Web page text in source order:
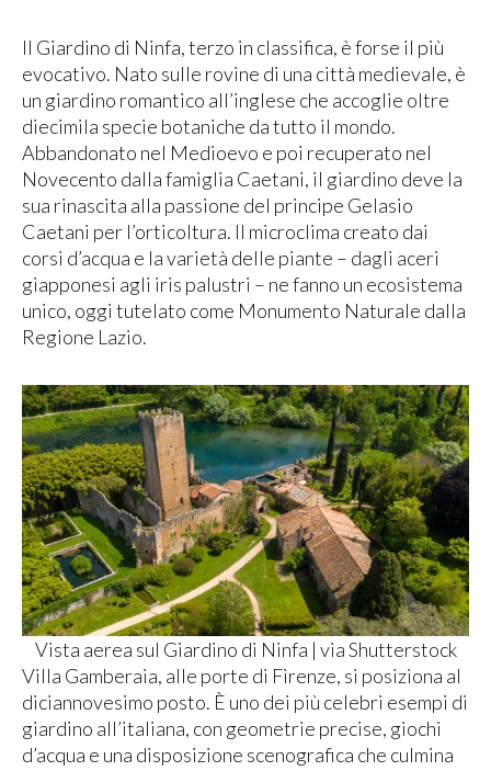
Il Giardino di Ninfa, terzo in classifica, è forse il più
evocativo. Nato sulle rovine di una città medievale, è
un giardino romantico all’inglese che accoglie oltre
diecimila specie botaniche da tutto il mondo.
Abbandonato nel Medioevo e poi recuperato nel
Novecento dalla famiglia Caetani, il giardino deve la
sua rinascita alla passione del principe Gelasio
Caetani per l’orticoltura. Il microclima creato dai
corsi d’acqua e la varietà delle piante – dagli aceri
giapponesi agli iris palustri – ne fanno un ecosistema
unico, oggi tutelato come Monumento Naturale dalla
Regione Lazio.
Vista aerea sul Giardino di Ninfa | via Shutterstock
Villa Gamberaia, alle porte di Firenze, si posiziona al
diciannovesimo posto. È uno dei più celebri esempi di
giardino all’italiana, con geometrie precise, giochi
d’acqua e una disposizione scenografica che culmina